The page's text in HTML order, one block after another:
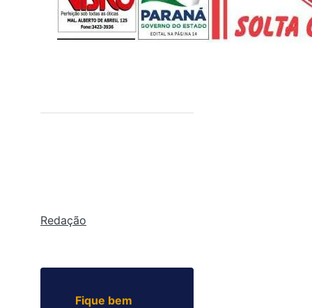
Redação
Fique bem